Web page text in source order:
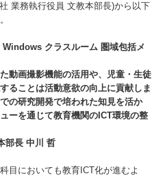
業務執行役員 文教本部長)から以下
クラスルーム 圏域包括メ
動画撮影機能の活用や、児童・生徒
ることは活動意欲の向上に貢献しま
の研究開発で培われた知見を活か
ーを通じて教育機関のICT環境の整
日本マイクロソフト株式会社 業務執行役員 文教本部長 中川 哲
目においても教育ICT化が進むよ